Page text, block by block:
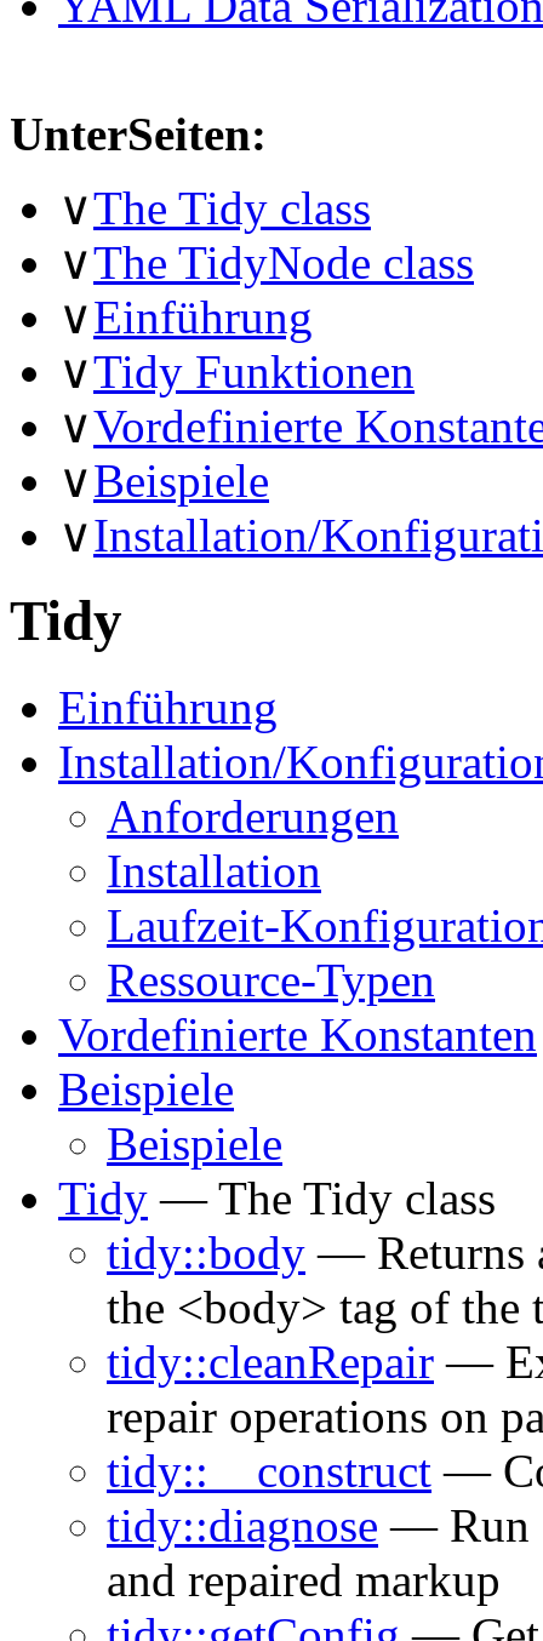
UnterSeiten:
∨The Tidy class
∨The TidyNode class
∨Einführung
∨Tidy Funktionen
∨Vordefinierte
∨Beispiele
∨Installation/
Tidy
Einführung
Installation/
Anforderungen
Installation
Laufzeit-
Ressource-Typen
Vordefinierte Konstanten
Beispiele
Beispiele
Tidy — The Tidy class
tidy::body — Returns
the <body> tag of the
tidy::cleanRepair —
repair operations on
tidy::__construct —
tidy::diagnose — Run
and repaired markup